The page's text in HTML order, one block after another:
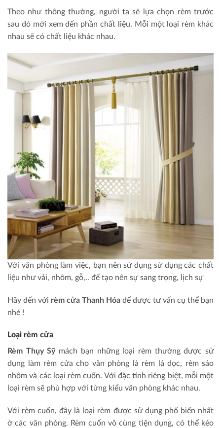
Theo như thông thường, người ta sẽ lựa chọn rèm trước
sau đó mới xem đến phần chất liệu. Mỗi một loại rèm khác
nhau sẽ có chất liệu khác nhau.
Với văn phòng làm việc, bạn nên sử dụng sử dụng các chất
liệu như vải, nhôm, gỗ,.. để tạo nên sự sang trọng, lịch sự
Hãy đến với rèm cửa Thanh Hóa để được tư vấn cụ thể bạn
nhé !
Loại rèm cửa
Rèm Thụy Sỹmách bạn những loại rèm thường được sử
dụng làm rèm cửa cho văn phòng là rèm lá dọc, rèm sáo
nhôm và các loại rèm cuốn. Với đặc tính riêng biệt, mỗi một
loại rèm sẽ phù hợp với từng kiểu văn phòng khác nhau.
Với rèm cuốn, đây là loại rèm được sử dụng phổ biến nhất
ở các văn phòng. Rèm cuốn vô cùng tiện dụng, có thể kéo